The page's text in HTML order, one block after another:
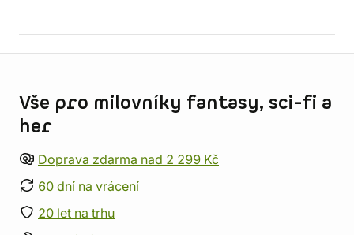
Vše pro milovníky fantasy, sci-fi a
her
Doprava zdarma nad 2 299 Kč
60 dní na vrácení
20 let na trhu